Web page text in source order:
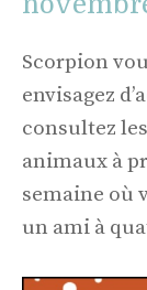
Scorpion
envisagez
consultez
animaux à
semaine où
un ami à